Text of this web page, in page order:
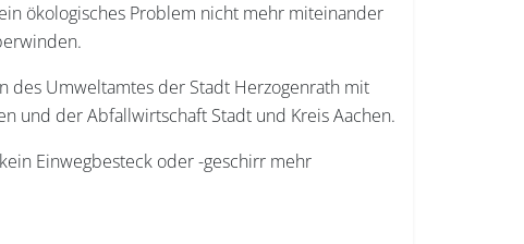
ökologisches Problem nicht mehr miteinander
des Umweltamtes der Stadt Herzogenrath mit
und der Abfallwirtschaft Stadt und Kreis Aachen.
Einwegbesteck oder -geschirr mehr